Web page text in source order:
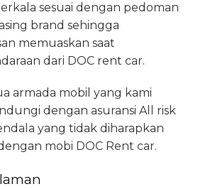
sesuai dengan pedoman
brand sehingga
memuaskan saat
dari DOC rent car.
armada mobil yang kami
dengan asuransi All risk
yang tidak diharapkan
mobi DOC Rent car.